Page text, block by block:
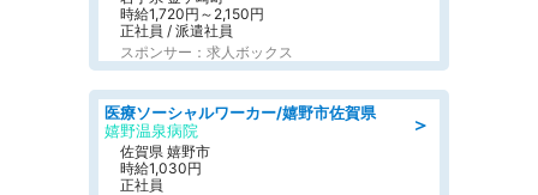
時給1,720円～2,150円
正社員 / 派遣社員
スポンサー：求人ボックス
＞
医療ソーシャルワーカー/嬉野市佐賀県
嬉野温泉病院
佐賀県 嬉野市
時給1,030円
正社員